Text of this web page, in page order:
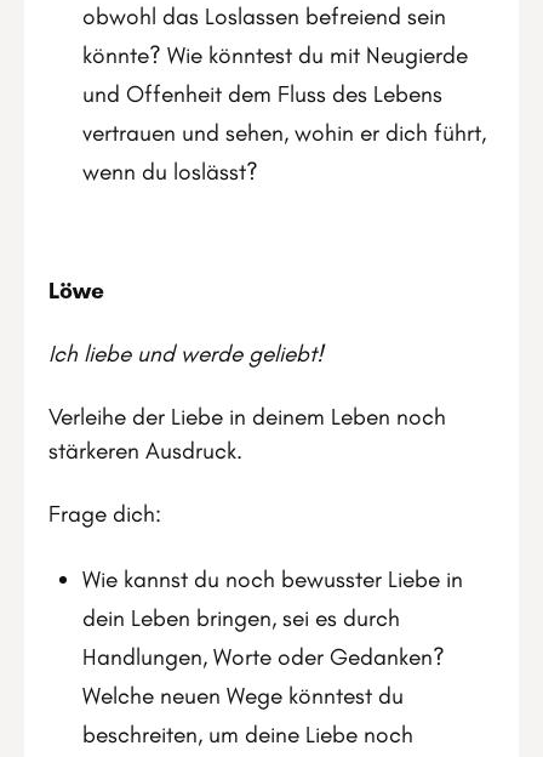
obwohl das Loslassen befreiend sein
könnte? Wie könntest du mit Neugierde
und Offenheit dem Fluss des Lebens
vertrauen und sehen, wohin er dich führt,
wenn du loslässt?
Löwe
Ich liebe und werde geliebt!
Verleihe der Liebe in deinem Leben noch
stärkeren Ausdruck.
Frage dich:
Wie kannst du noch bewusster Liebe in
dein Leben bringen, sei es durch
Handlungen, Worte oder Gedanken?
Welche neuen Wege könntest du
beschreiten, um deine Liebe noch